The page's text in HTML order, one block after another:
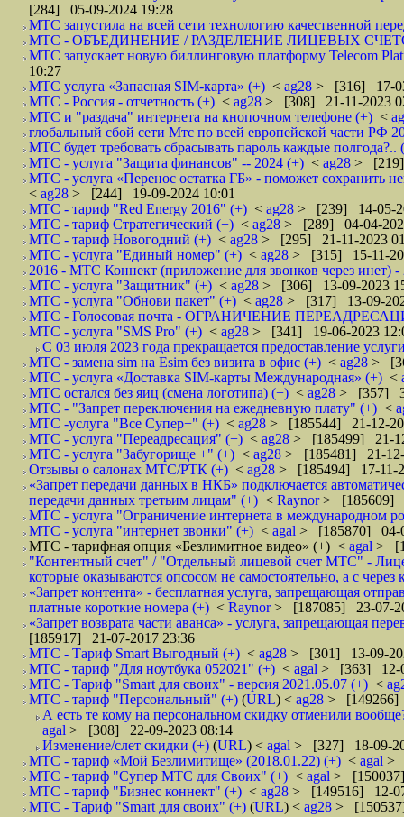
[284] 05-09-2024 19:28
МТС запустила на всей сети технологию качественной
МТС - ОБЪЕДИНЕНИЕ / РАЗДЕЛЕНИЕ ЛИЦЕВЫХ
МТС запускает новую биллинговую платформу Telecom
10:27
МТС услуга «Запасная SIM-карта» (+) < ag28 > [316] 17-
МТС - Россия - отчетность (+) < ag28 > [308] 21-11-2023
МТС и "раздача" интернета на кнопочном телефоне (+) <
глобальный сбой сети Мтс по всей европейской части РФ
МТС будет требовать сбрасывать пароль каждые полгода?..
МТС - услуга "Защита финансов" -- 2024 (+) < ag28 > [219]
МТС - услуга «Перенос остатка ГБ» - поможет сохранить
< ag28 > [244] 19-09-2024 10:01
МТС - тариф "Red Energy 2016" (+) < ag28 > [239] 14-05-
МТС - тариф Стратегический (+) < ag28 > [289] 04-04-
МТС - тариф Новогодний (+) < ag28 > [295] 21-11-2023
МТС - услуга "Единый номер" (+) < ag28 > [315] 15-11-
2016 - МТС Коннект (приложение для звонков через инет) -
МТС - услуга "Защитник" (+) < ag28 > [306] 13-09-2023
МТС - услуга "Обнови пакет" (+) < ag28 > [317] 13-09-
МТС - Голосовая почта - ОГРАНИЧЕНИЕ
МТС - услуга "SMS Pro" (+) < ag28 > [341] 19-06-2023
С 03 июля 2023 года прекращается предоставление
МТС - замена sim на Esim без визита в офис (+) < ag28 >
МТС - услуга «Доставка SIM-карты Международная» (+) <
МТС остался без яиц (смена логотипа) (+) < ag28 > [357]
МТС - "Запрет переключения на ежедневную плату" (+) <
МТС -услуга "Все Супер+" (+) < ag28 > [185544] 21-12-
МТС - услуга "Переадресация" (+) < ag28 > [185499] 21-
МТС - услуга "Забугорище +" (+) < ag28 > [185481] 21-12-
Отзывы о салонах МТС/РТК (+) < ag28 > [185494] 17-11-
«Запрет передачи данных в НКБ» подключается
передачи данных третьим лицам" (+) < Raynor> [185609]
МТС - услуга "Ограничение интернета в международном
МТС - услуга "интернет звонки" (+) < agal > [185870] 04-
МТС - тарифная опция «Безлимитное видео» (+) < agal >
"Контентный счет" / "Отдельный лицевой счет МТС" -
которые оказываются опсосом не самостоятельно, а с через
«Запрет контента» - бесплатная услуга, запрещающая
платные короткие номера (+) < Raynor> [187085] 23-07-
«Запрет возврата части аванса» - услуга, запрещающая
[185917] 21-07-2017 23:36
МТС - Тариф Smart Выгодный (+) < ag28 > [301] 13-09-
МТС - тариф "Для ноутбука 052021" (+) < agal > [363] 12-
МТС - Тариф "Smart для своих" - версия 2021.05.07 (+) <
МТС - тариф "Персональный" (+) (URL) < ag28 > [149266]
А есть те кому на персональном скидку отменили
agal > [308] 22-09-2023 08:14
Изменение/слет скидки (+) (URL) < agal > [327] 18-09-
МТС - тариф «Мой Безлимитище» (2018.01.22) (+) < agal >
МТС - тариф "Супер МТС для Своих" (+) < agal >
МТС - тариф "Бизнес коннект" (+) < ag28 > [149516] 12-
МТС - Тариф "Smart для своих" (+) (URL) < ag28 >